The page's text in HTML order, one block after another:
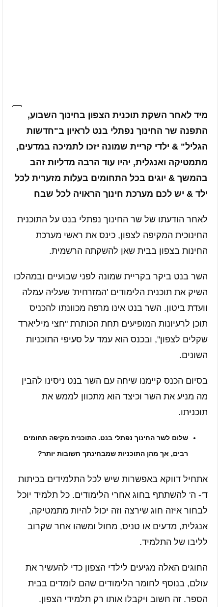
מיד לאחר השקת תוכנית הצפון בחינוך השבוע,
התפנה שר החינוך נפתלי בנט לראיון ב"חדשות
הגליל" & ילדי קריית שמונה יזכו לתמיכה במדעים,
מתמטיקה ואנגלית, יהיו עוד הרבה מדליות זהב
בהמשך & יוגים בכל התחומים בעלות מזערית לכל
ילד & יש לכם מערכת חינוך הראויה לכל שבח
לאחר הודעתו של שר החינוך נפתלי בנט על התוכנית
החינוכית המקיפה לצפון, כינס את ראשי מערכת
החינות בצפון בבית שאן להשקתה הרשמית.
השר בנט ביקר בקריית שמונה לפני שבועיים ובמהלכו
השיק את תוכנית הלימודים 'המזרחית' שעליה עמלה
וועדת ביטון. השר בנט אינו מרפה מכוונתו להכניס
תוכן לרעיונות המופיעים תחת הכותרת "חצי מיליארד
שקלים לצפון", ובכנס הוא עמד על סעיפי התוכניות
השונים.
בסיום הכנס קיימנו שיחה עם השר בנט ניסינו להבין
מה מניע את השר וכיצד הוא מתכוון לממש את
תוכניתו.
שלום לשר החינוך נפתלי בנט. התוכנית מקיפה תחומים
רבים, אך מהן התוכניות שמבחינתך חשובות יותר?
אתחיל דווקא באפשרות שיש לכל התלמידים בכיתות
ד'- ה' להשתתף בחוג אחרי הלימודים. כל תלמיד יוכל
לבחור איזה חוג שירצה וזה יכול להיות מתמטיקה,
אנגלית, מדעים או טניס, מחול ומשהו אחר שקרוב
לליבו של התלמיד.
החוגים האלה מגיעים לילדי הצפון כדי להעשיר את
עולם, בנוסף לחומר הלימודים שהם לומדים בבית
הספר. זה חשוב ויקבלו אותו רק תלמידי הצפון.